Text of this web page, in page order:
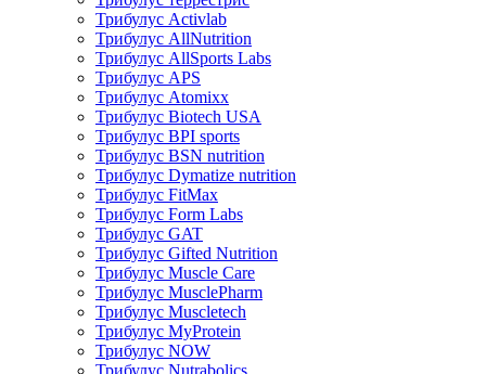
Трибулус Activlab
Трибулус AllNutrition
Трибулус AllSports Labs
Трибулус APS
Трибулус Atomixx
Трибулус Biotech USA
Трибулус BPI sports
Трибулус BSN nutrition
Трибулус Dymatize nutrition
Трибулус FitMax
Трибулус Form Labs
Трибулус GAT
Трибулус Gifted Nutrition
Трибулус Muscle Care
Трибулус MusclePharm
Трибулус Muscletech
Трибулус MyProtein
Трибулус NOW
Трибулус Nutrabolics